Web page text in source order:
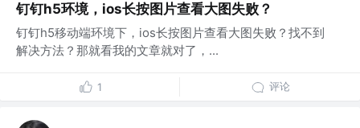
钉钉h5环境，ios长按图片查看大图失败？
钉钉h5移动端环境下，ios长按图片查看大图失败？找不到
解决方法？那就看我的文章就对了，...
1 评论